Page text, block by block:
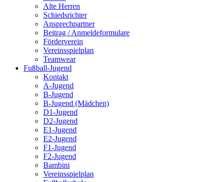
Alte Herren
Schiedsrichter
Ansprechpartner
Beitrag / Anmeldeformulare
Förderverein
Vereinsspielplan
Teamwear
Fußball-Jugend
Kontakt
A-Jugend
B-Jugend
B-Jugend (Mädchen)
D1-Jugend
D2-Jugend
E1-Jugend
E2-Jugend
F1-Jugend
F2-Jugend
Bambini
Vereinsspielplan